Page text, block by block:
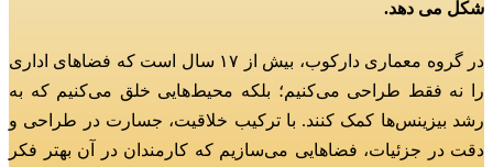
شکل می دهد.
در گروه معماری دارکوب، بیش از ۱۷ سال است که فضاهای اداری
را نه فقط طراحی می‌کنیم؛ بلکه محیط‌هایی خلق می‌کنیم که به
رشد بیزینس‌ها کمک کنند. با ترکیب خلاقیت، جسارت در طراحی و
دقت در جزئیات، فضاهایی می‌سازیم که کارمندان در آن بهتر فکر